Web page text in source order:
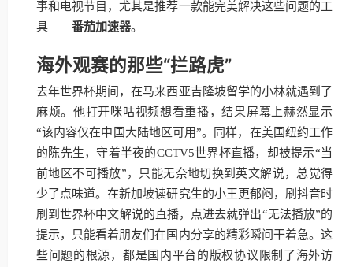
事和电视节目，尤其是推荐一款能完美解决这些问题的工
具——番茄加速器。
海外观赛的那些“拦路虎”
去年世界杯期间，在马来西亚吉隆坡留学的小林就遇到了
麻烦。他打开咪咕视频想看重播，结果屏幕上赫然显示
“该内容仅在中国大陆地区可用”。同样，在美国纽约工作
的陈先生，守着半夜的CCTV5世界杯直播，却被提示“当
前地区不可播放”，只能无奈地切换到英文解说，总觉得
少了点味道。在新加坡读研究生的小王更郁闷，刷抖音时
刷到世界杯中文解说的直播，点进去就弹出“无法播放”的
提示，只能看着朋友们在国内分享的精彩瞬间干着急。这
些问题的根源，都是国内平台的版权协议限制了海外访